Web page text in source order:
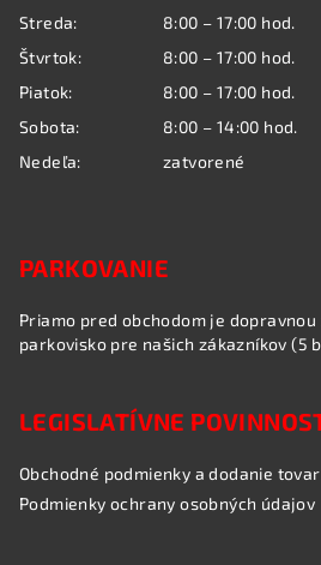
Streda:
8:00 – 17:00 hod.
Štvrtok:
8:00 – 17:00 hod.
Piatok:
8:00 – 17:00 hod.
Sobota:
8:00 – 14:00 hod.
Nedeľa:
zatvorené
PARKOVANIE
Priamo pred obchodom je
parkovisko pre našich zákazníkov (5
LEGISLATÍVNE
Obchodné podmienky a dodanie
Podmienky ochrany osobných údajov